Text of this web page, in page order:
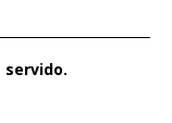
servido.